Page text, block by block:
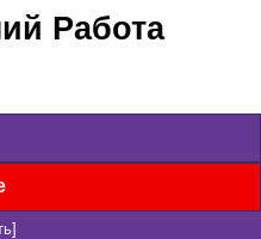
Работа